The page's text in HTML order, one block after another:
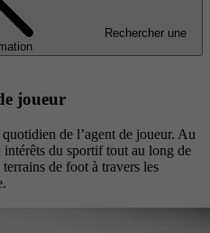
Rechercher une
joueur
de l’agent de joueur. Au
du sportif tout au long de
de foot à travers les